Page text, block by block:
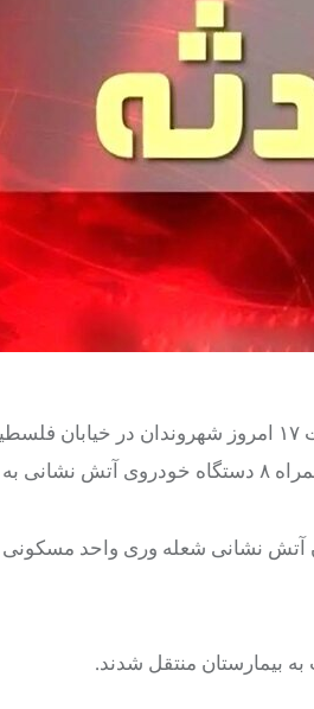
به گزارش خبرگزاری مهر، شهرام مؤمنی با اشاره به اینکه حوالی
آتش نشانی شعله وری واحد مسکونی